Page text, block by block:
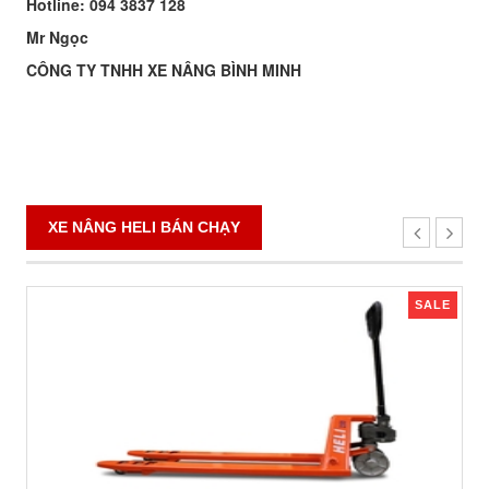
Hotline: 094 3837 128
Mr Ngọc
CÔNG TY TNHH XE NÂNG BÌNH MINH
XE NÂNG HELI BÁN CHẠY
SALE